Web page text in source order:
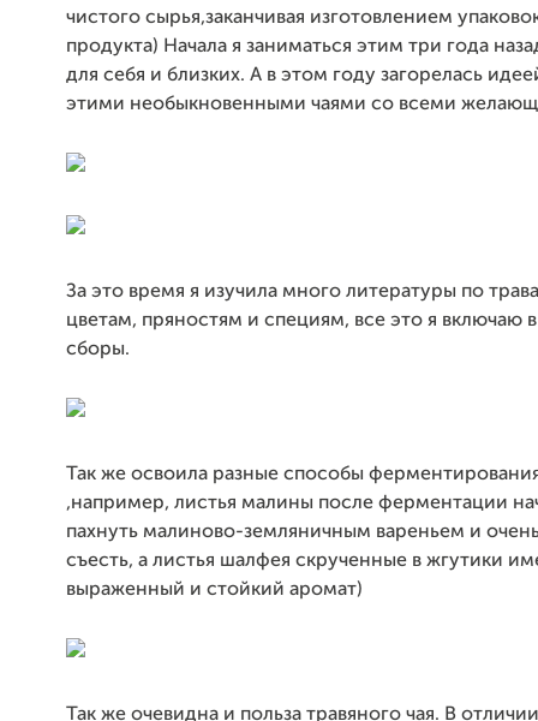
чистого сырья,заканчивая изготовлением
продукта) Начала я заниматься этим три года
для себя и близких. А в этом году загорелась
этими необыкновенными чаями со всеми
За это время я изучила много литературы по
цветам, пряностям и специям, все это я включаю
сборы.
Так же освоила разные способы
,например, листья малины после ферментации
пахнуть малиново-земляничным вареньем и
съесть, а листья шалфея скрученные в жгутики
выраженный и стойкий аромат)
Так же очевидна и польза травяного чая. В